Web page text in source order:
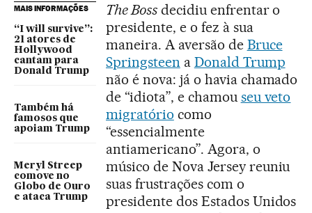
MAIS INFORMAÇÕES
“I will survive”:
21 atores de
Hollywood
cantam para
Donald Trump
Também há
famosos que
apoiam Trump
Meryl Streep
comove no
Globo de Ouro
e ataca Trump
The Bossdecidiu enfrentar o
presidente, e o fez à sua
maneira. A aversão de Bruce
Springsteen a Donald Trump
não é nova: já o havia chamado
de “idiota”, e chamou seu veto
migratório como
“essencialmente
antiamericano”. Agora, o
músico de Nova Jersey reuniu
suas frustrações com o
presidente dos Estados Unidos